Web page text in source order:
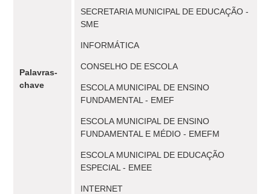
Palavras-
chave
SECRETARIA MUNICIPAL DE EDUCAÇÃO -
SME
INFORMÁTICA
CONSELHO DE ESCOLA
ESCOLA MUNICIPAL DE ENSINO
FUNDAMENTAL - EMEF
ESCOLA MUNICIPAL DE ENSINO
FUNDAMENTAL E MÉDIO - EMEFM
ESCOLA MUNICIPAL DE EDUCAÇÃO
ESPECIAL - EMEE
INTERNET